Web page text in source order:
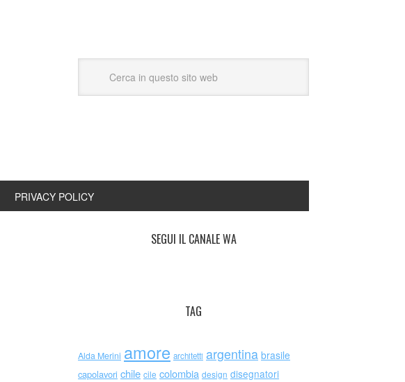
PRIVACY POLICY
SEGUI IL CANALE WA
TAG
Alda Merini amore architetti argentina brasile
capolavori chile cile colombia design disegnatori